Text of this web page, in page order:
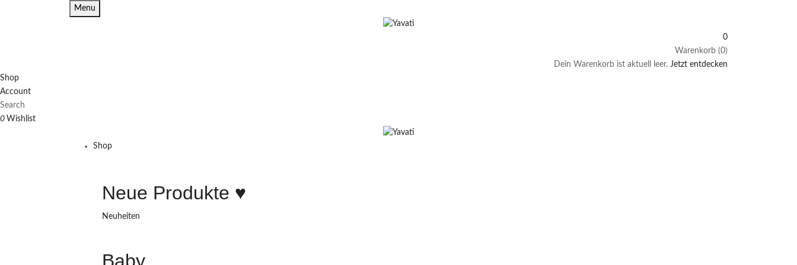
Menu
0
Warenkorb (0)
Dein Warenkorb ist aktuell leer. Jetzt entdecken
Shop
Account
Search
0 Wishlist
Shop
Neue Produkte ♥️
Neuheiten